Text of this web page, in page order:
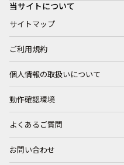
当サイトについて
サイトマップ
ご利用規約
個人情報の取扱いについて
動作確認環境
よくあるご質問
お問い合わせ